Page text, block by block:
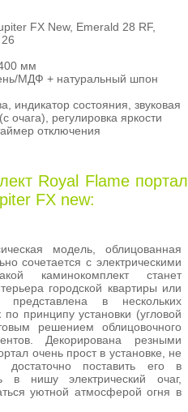
FX New, Emerald 28 RF,
мм
МДФ + натуральный шпон
индикатор состояния, звуковая
очага), регулировка яркости
отключения
Royal Flame портал
FX new:
модель, облицованная
сочетается с электрическими
каминокомплект станет
городской квартиры или
в нескольких
принципу установки (угловой
решением облицовочного
Декорирована резными
очень прост в установке, не
поставить его в
в нишу электрический очаг,
уютной атмосферой огня в